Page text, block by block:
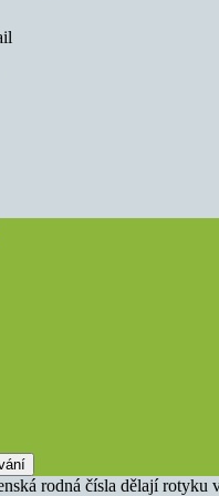
rodná čísla dělají rotyku